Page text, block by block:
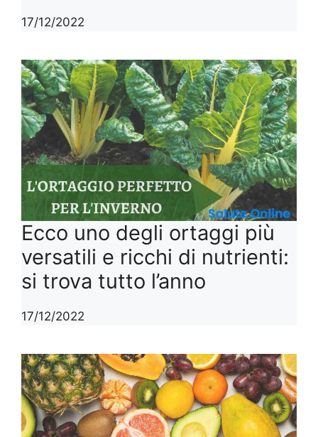
17/12/2022
Ecco uno degli ortaggi più
versatili e ricchi di nutrienti:
si trova tutto l’anno
17/12/2022